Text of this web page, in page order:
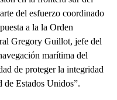
del esfuerzo coordinado
a la la Orden
Gregory Guillot, jefe del
marítima del
de proteger la integridad
de Estados Unidos”.